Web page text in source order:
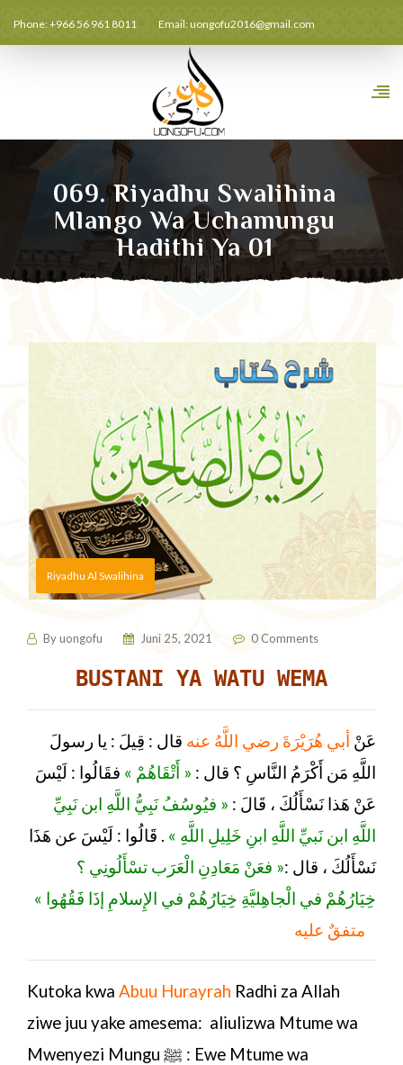
Phone: +966 56 961 8011 Email:uongofu2016@gmail.com
069. Riyadhu Swalihina
Mlango Wa Uchamungu
Hadithi Ya 01
Riyadhu Al Swalihina
Byuongofu Juni 25, 2021 0 Comments
BUSTANI YA WATU WEMA
عَنْ أبي هُرَيْرَةَ رضي اللَّهُ عنه قال : قِيلَ : يا رسولَ
اللَّهِ مَن أَكْرَمُ النَّاسِ ؟ قال : « أَتْقَاهُمْ » فقَالُوا : لَيْسَ
عَنْ هَذا نَسْأَلُكَ ، قَالَ : « فيُوسُفُ نَبِيُّ اللَّهِ ابن نَبِيِّ
اللَّهِ ابن نَبيِّ اللَّهِ ابنِ خَلِيلِ اللَّهِ » . قَالُوا : لَيْسَ عن هَذَا
نَسْأَلُكَ ، قال :« فعَنْ مَعَادِنِ الْعَرَب تسْأَلُونِي ؟
خِيَارُهُمْ في الْجاهِليَّةِ خِيَارُهُمْ في الإِسلامِ إذَا فَقُهُوا »
متفقٌ عليه
Kutoka kwa Abuu Hurayrah Radhi za Allah
ziwe juu yake amesema: aliulizwa Mtume wa
Mwenyezi Mungu ﷺ : Ewe Mtume wa